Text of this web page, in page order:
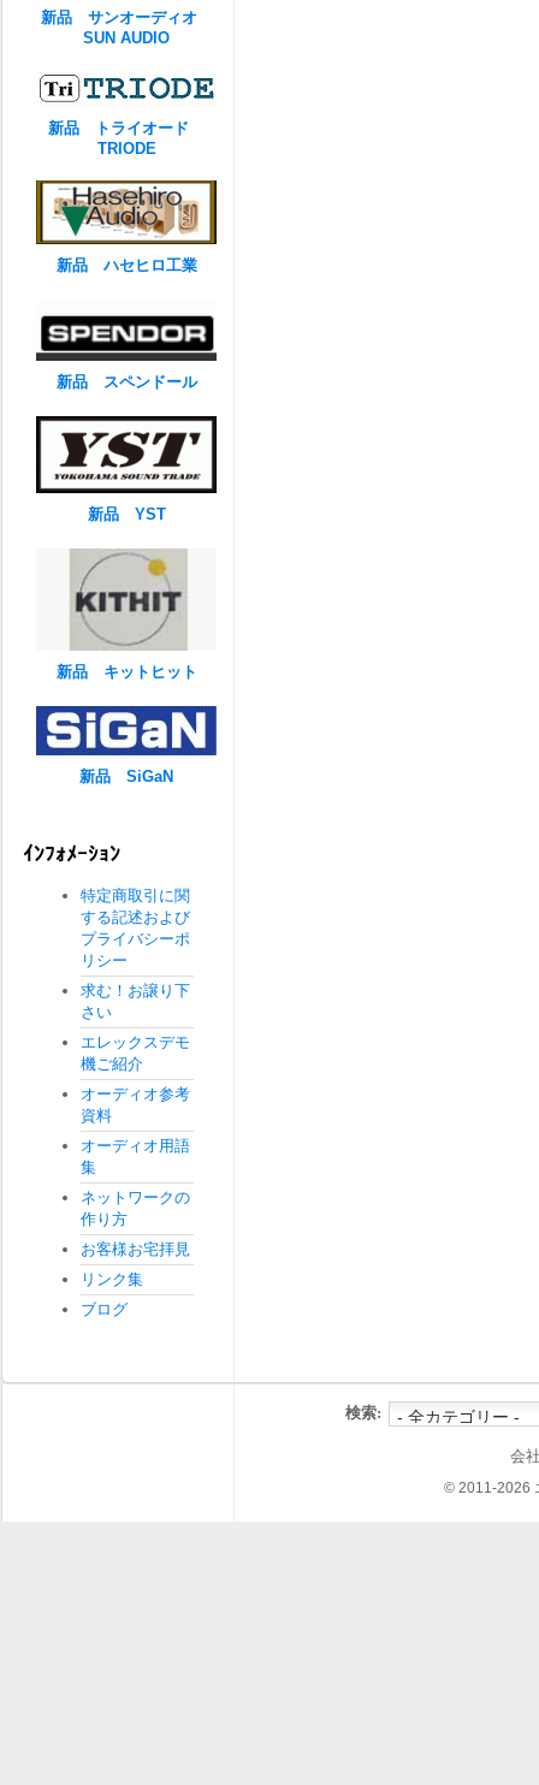
新品 サンオーディオ
SUN AUDIO
新品 トライオード
TRIODE
新品 ハセヒロ工業
新品 スペンドール
新品 YST
新品 キットヒット
新品 SiGaN
ｲﾝﾌｫﾒｰｼｮﾝ
特定商取引に関
する記述および
プライバシーポ
リシー
求む！お譲り下
さい
エレックスデモ
機ご紹介
オーディオ参考
資料
オーディオ用語
集
ネットワークの
作り方
お客様お宅拝見
リンク集
ブログ
検索:
会
© 2011-2026